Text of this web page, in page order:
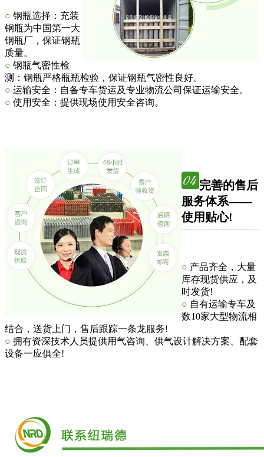
○ 钢瓶选择：充装
钢瓶为中国第一大
钢瓶厂，保证钢瓶
质量。
○ 钢瓶气密性检
测：钢瓶严格瓶瓶检验，保证钢瓶气密性良好。
○ 运输安全：自备专车货运及专业物流公司保证运输安全。
○ 使用安全：提供现场使用安全咨询。
完善的售后
服务体系——
使用贴心!
○ 产品齐全，大量
库存现货供应，及
时发货!
○ 自有运输专车及
数10家大型物流相
结合，送货上门，售后跟踪一条龙服务!
○ 拥有资深技术人员提供用气咨询、供气设计解决方案、配套
设备一应俱全!